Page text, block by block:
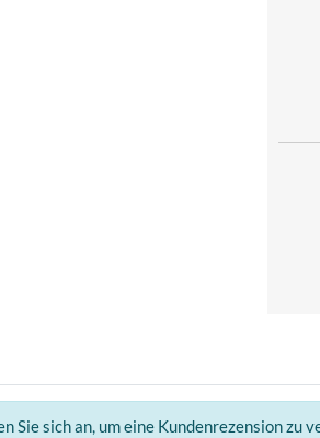
Sie sich an, um eine Kundenrezension zu